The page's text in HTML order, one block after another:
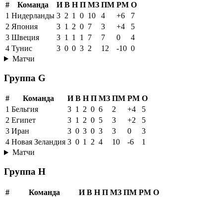
# Команда И В Н П МЗ ПМ РМ О
1 Нидерланды 3 2 1 0 10 4 +6
7
2 Япония 3 1 2 0 7 3 +4
5
3 Швеция 3 1 1 1 7 7 0
4
4 Тунис 3 0 0 3 2 12 -10 0
Матчи
Группа G
# Команда И В Н П МЗ ПМ РМ О
1 Бельгия 3 1 2 0 6 2 +4
5
2 Египет 3 1 2 0 5 3 +2
5
3 Иран 3 0 3 0 3 3 0
3
4 Новая Зеландия 3 0 1 2 4 10 -6
1
Матчи
Группа H
# Команда И В Н П МЗ ПМ РМ О